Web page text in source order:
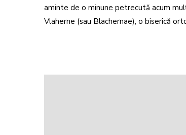
aminte de o minune petrecută acum
Vlaherne (sau Blachernae), o biserică